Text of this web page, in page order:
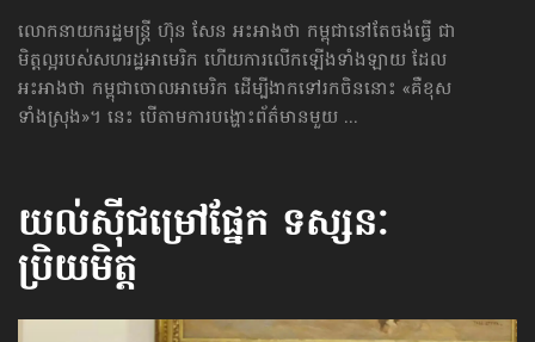
លោកនាយករដ្ឋមន្ត្រី ហ៊ុន សែន អះអាងថា កម្ពុជានៅតែចង់ធ្វើ ជា
មិត្តល្អរបស់សហរដ្ឋអាមេរិក ហើយការលើកឡើងទាំងឡាយ ដែល
អះអាងថា កម្ពុជាចោលអាមេរិក ដើម្បីងាកទៅរកចិននោះ «គឺខុស​
ទាំងស្រុង»។ នេះ បើតាមការបង្ហោះព័ត៌មានមួយ ...
យល់ស៊ីជម្រៅផ្នែក ទស្សនៈ
ប្រិយមិត្ត